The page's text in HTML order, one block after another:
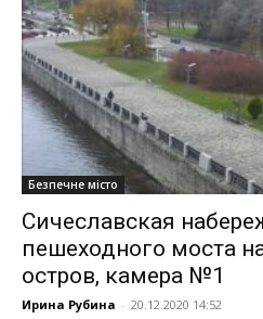
Безпечне місто
Сичеславская
пешеходного моста
остров, камера №1
Ирина Рубина - 20.12.2020 14:52